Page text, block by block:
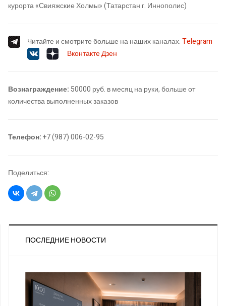
курорта «Свияжские Холмы» (Татарстан г. Иннополис)
Читайте и смотрите больше на наших каналах:Telegram
ВконтактеДзен
Вознаграждение: 50000 руб. в месяц на руки, больше от
количества выполненных заказов
Телефон:+7 (987) 006-02-95
Поделиться:
ПОСЛЕДНИЕ НОВОСТИ